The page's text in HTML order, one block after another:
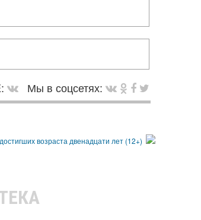
Мы в соцсетях: